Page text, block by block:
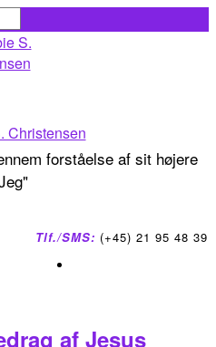
Christensen
forståelse af sit højere
Tlf./SMS: (+45) 21 95 48 39
af Jesus